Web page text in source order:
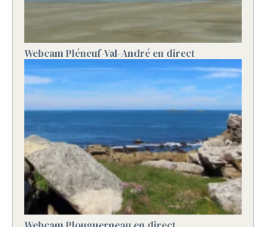
Webcam Pléneuf-Val-André en direct